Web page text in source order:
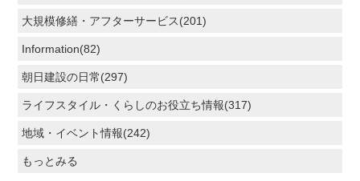
大規模修繕・アフターサービス(201)
Information(82)
朝日建設の日常(297)
ライフスタイル・くらしのお役立ち情報(317)
地域・イベント情報(242)
もっとみる